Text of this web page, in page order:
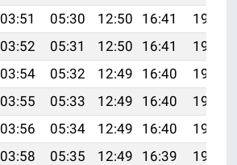
03:51 05:30 12:50 16:41
19:59
03:52 05:31 12:50 16:41
19:58
03:54 05:32 12:49 16:40
19:57
03:55 05:33 12:49 16:40
19:56
03:56 05:34 12:49 16:40
19:55
03:58 05:35 12:49 16:39
19:54